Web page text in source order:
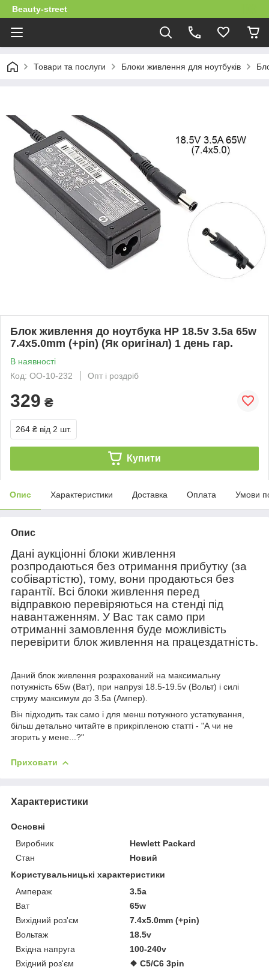
Beauty-street
Товари та послуги Блоки живлення для ноутбуків
Блок живлення до ноутбука HP 18.5v 3.5a 65w
7.4x5.0mm (+pin) (Як оригінал) 1 день гар.
В наявності
Код: ОО-10-232
Опт і роздріб
329 ₴
264 ₴ від 2 шт.
Купити
Опис Характеристики Доставка Оплата Умови
Опис
Дані аукціонні блоки живлення
розпродаються без отримання прибутку (за
собівартістю), тому, вони продаються без
гарантії. Всі блоки живлення перед
відправкою перевіряються на стенді під
навантаженням. У Вас так само при
отриманні замовлення буде можливість
перевірити блок живлення на працездатність.
Даний блок живлення розрахований на максимальну
потужність 65w (Ват) , при напрузі 18.5-19.5v (Вольт) і силі
струму максимум до 3.5a (Ампер).
Він підходить так само і для менш потужного устаткування,
більш детально читайте в прикріпленою статті - "А чи не
згорить у мене...?"
Приховати
Характеристики
Основні
Виробник
Hewlett Packard
Стан
Новий
Користувальницькі характеристики
Ампераж
3.5a
Ват
65w
Вихідний роз'єм
7.4x5.0mm (+pin)
Вольтаж
18.5v
Вхідна напруга
100-240v
Вхідний роз'єм
❖ C5/C6 3pin